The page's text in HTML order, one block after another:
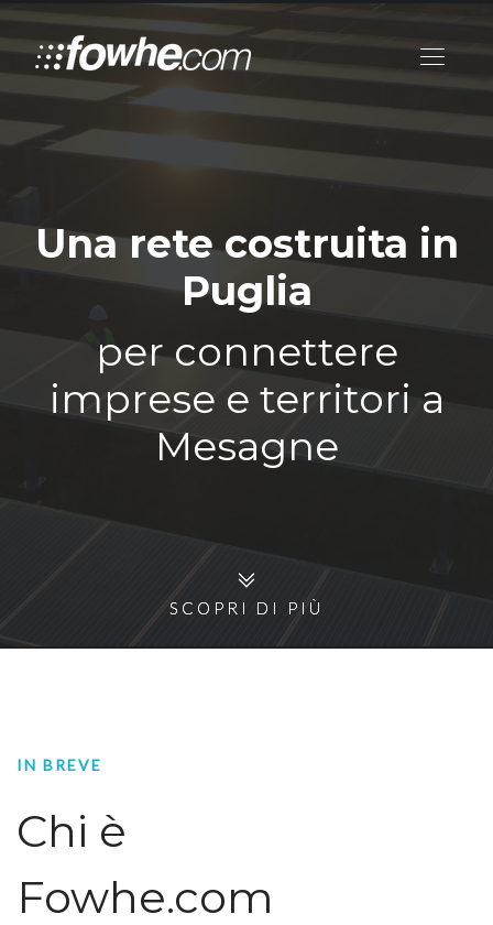
Una rete costruita in
Puglia
per connettere
imprese e territori a
Mesagne
SCOPRI DI PIÙ
SCOPRI DI PIÙ
IN BREVE
Chi è
Fowhe.com